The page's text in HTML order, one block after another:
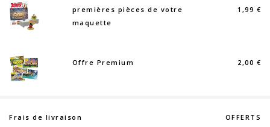
premières pièces de votre
maquette
1,99 €
Offre Premium 2,00 €
Frais de livraison OFFERTS